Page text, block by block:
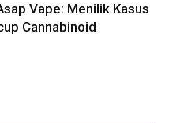
Vape: Menilik Kasus
Cannabinoid